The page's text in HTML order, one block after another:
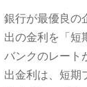
銀行が最優良の
出の金利を「短
バンクのレート
出金利は、短期